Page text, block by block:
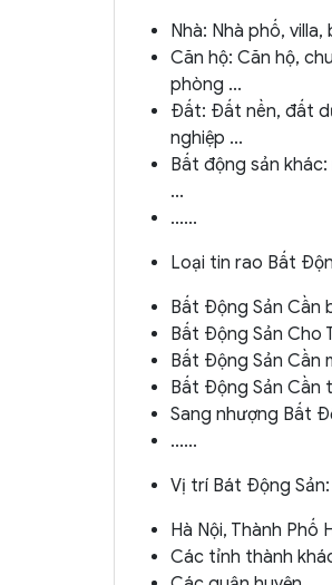
Nhà: Nhà phố,
Căn hộ: Căn hộ,
phòng ...
Đất: Đất nền, đất
nghiệp ...
Bất động sản
...
......
Loại tin rao Bất
Bất Động Sản Cần
Bất Động Sản Cho
Bất Động Sản Cần
Bất Động Sản Cần
Sang nhượng Bất
......
Vị trí Bát Động Sản:
Hà Nội, Thành Phố
Các tỉnh thành